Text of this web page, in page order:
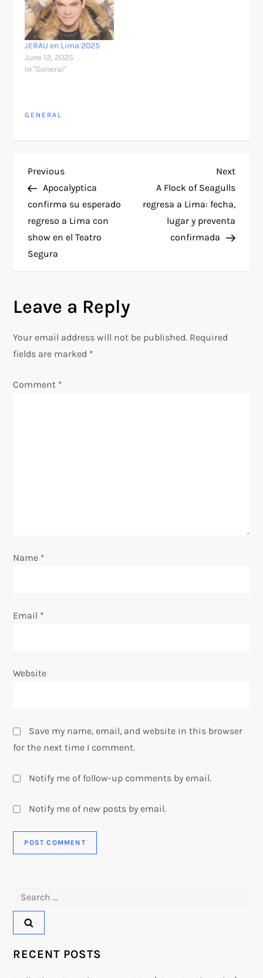
JERAU en Lima 2025
June 12, 2025
In "General"
GENERAL
P
o
s
t
a
v
Previous
Post
Previous
Apocalyptica
confirma su esperado
regreso a Lima con
show en el Teatro
Segura
Next
Post
Next
A Flock of Seagulls
regresa a Lima: fecha,
lugar y preventa
confirmada
Leave a Reply
Your email address will not be published. Required
fields are marked *
Comment *
Name *
Email *
Website
Save my name, email, and website in this browser
for the next time I comment.
Notify me of follow-up comments by email.
Notify me of new posts by email.
RECENT POSTS